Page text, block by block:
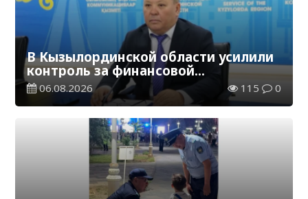
В Кызылординской области усилили
контроль за финансовой
дисциплиной
06.08.2026 115 0